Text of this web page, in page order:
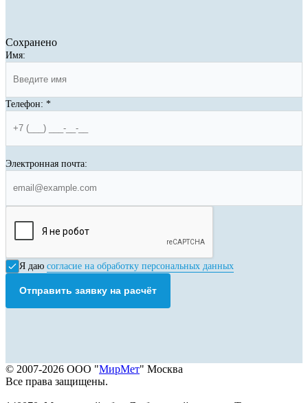
Сохранено
Имя:
Телефон: *
Электронная почта:
Я даю согласие на обработку персональных данных
Отправить заявку на расчёт
© 2007-2026 ООО "МирМет" Москва
Все права защищены.